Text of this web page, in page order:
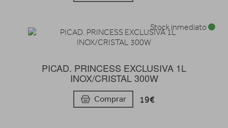
PICAD. PRINCESS EXCLUSIVA 1L
INOX/CRISTAL 300W
Comprar 19€
Stock inmediato